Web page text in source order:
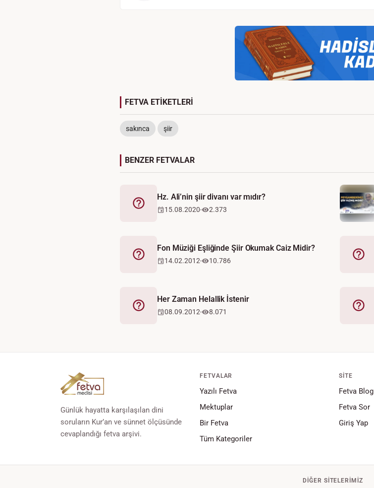
FETVA ETİKETLERİ
sakınca şiir
BENZER FETVALAR
Fetva
Hz. Ali’nin şiir divanı var mıdır?
15.08.2020 2.373
Fetva
Fon Müziği Eşliğinde Şiir Okumak Caiz Midir?
14.02.2012 10.786 Fetva
Fetva
Her Zaman Helallik İstenir
08.09.2012 8.071 Fetva
Günlük hayatta karşılaşılan dini
soruların Kur’an ve sünnet ölçüsünde
cevaplandığı fetva arşivi.
FETVALAR
Yazılı Fetva
Mektuplar
Bir Fetva
Tüm Kategoriler
SITE
Fetva Blog
Fetva Sor
Giriş Yap
DIĞER SITELERIMIZ